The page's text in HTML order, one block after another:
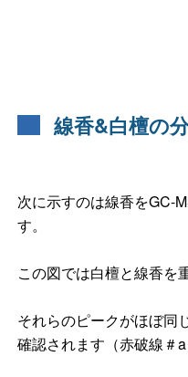
線香&白檀の
次に示すのは線香をGC-
す。
この図では白檀と線香を
それらのピークがほぼ同
確認されます（赤破線＃a